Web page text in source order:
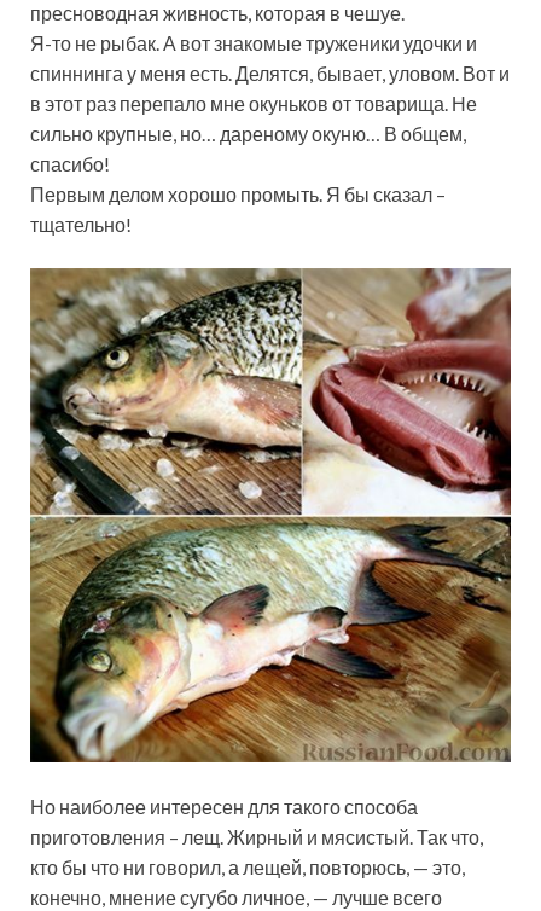
пресноводная живность, которая в чешуе.
Я-то не рыбак. А вот знакомые труженики удочки и
спиннинга у меня есть. Делятся, бывает, уловом. Вот и
в этот раз перепало мне окуньков от товарища. Не
сильно крупные, но… дареному окуню… В общем,
спасибо!
Первым делом хорошо промыть. Я бы сказал –
тщательно!
Но наиболее интересен для такого способа
приготовления – лещ. Жирный и мясистый. Так что,
кто бы что ни говорил, а лещей, повторюсь, — это,
конечно, мнение сугубо личное, — лучше всего